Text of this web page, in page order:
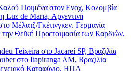
Ποιμένα στον Ενοχ, Κολομβία
Luz de Maria, Αργεντινή
Μέλατζ/Γκέτινγκεν, Γερμανία
Θεϊκή Προετοιμασία των Καρδιών,
Teixeira στο Jacareí SP, Βραζιλία
στο Itapiranga AM, Βραζιλία
Καταφύγιο, ΗΠΑ